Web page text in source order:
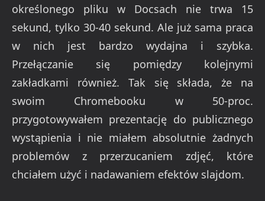
określonego pliku w Docsach nie trwa 15
sekund, tylko 30-40 sekund. Ale już sama praca
w nich jest bardzo wydajna i szybka.
Przełączanie się pomiędzy kolejnymi
zakładkami również. Tak się składa, że na
swoim Chromebooku w 50-proc.
przygotowywałem prezentację do publicznego
wystąpienia i nie miałem absolutnie żadnych
problemów z przerzucaniem zdjęć, które
chciałem użyć i nadawaniem efektów slajdom.